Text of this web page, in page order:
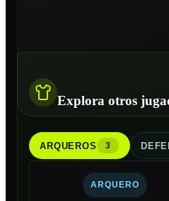
Explora otros
ARQUEROS 3
ARQUERO